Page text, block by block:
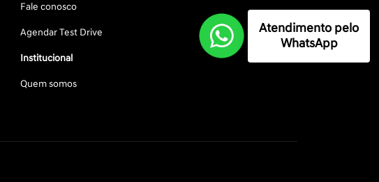
Fale conosco
Agendar Test Drive
Institucional
Quem somos
Atendimento pelo
WhatsApp